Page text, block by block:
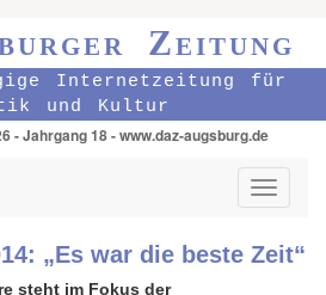
Zeitung
Internetzeitung für
und Kultur
- Jahrgang 18 - www.daz-augsburg.de
Toggle
„Es war die beste Zeit“
steht im Fokus der